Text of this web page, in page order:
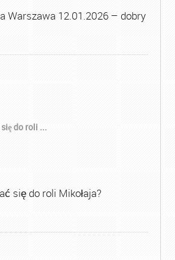
Warszawa 12.01.2026 – dobry
do roli ...
się do roli Mikołaja?